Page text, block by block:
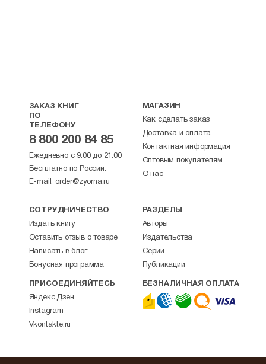
ЗАКАЗ КНИГ
ПО
ТЕЛЕФОНУ
8 800 200 84 85
Ежедневно с 9:00 до 21:00
Бесплатно по России.
E-mail: order@zyorna.ru
МАГАЗИН
Как сделать заказ
Доставка и оплата
Контактная информация
Оптовым покупателям
О нас
СОТРУДНИЧЕСТВО
Издать книгу
Оставить отзыв о товаре
Написать в блог
Бонусная программа
РАЗДЕЛЫ
Авторы
Издательства
Серии
Публикации
ПРИСОЕДИНЯЙТЕСЬ
Яндекс.Дзен
Instagram
Vkontakte.ru
БЕЗНАЛИЧНАЯ ОПЛАТА